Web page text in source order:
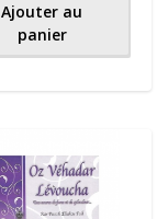
Ajouter au
panier